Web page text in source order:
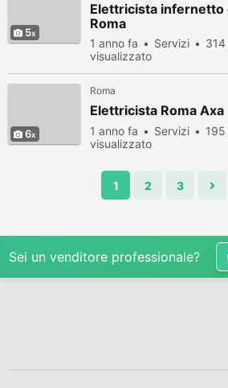
5
Elettricista infernetto
Roma
1 anno fa Servizi
visualizzato
6
Roma
Elettricista Roma Axa
1 anno fa Servizi
visualizzato
1 2 3
Sei un venditore professionale?